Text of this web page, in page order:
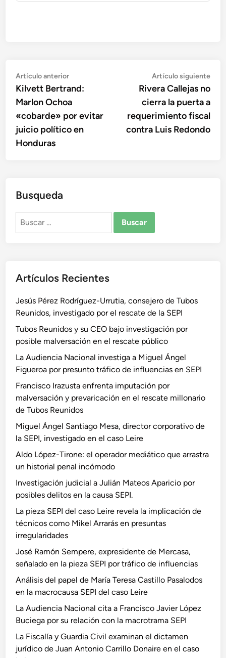
Navegación
de
entradas
Artículo anteriorArtículo
anterior:
Kilvett Bertrand:
Marlon Ochoa
«cobarde» por evitar
juicio político en
Honduras
Artículo siguiente
Rivera Callejas no
cierra la puerta a
requerimiento fiscal
contra Luis Redondo
Busqueda
Buscar:
Artículos Recientes
Jesús Pérez Rodríguez-Urrutia, consejero de Tubos
Reunidos, investigado por el rescate de la SEPI
Tubos Reunidos y su CEO bajo investigación por
posible malversación en el rescate público
La Audiencia Nacional investiga a Miguel Ángel
Figueroa por presunto tráfico de influencias en SEPI
Francisco Irazusta enfrenta imputación por
malversación y prevaricación en el rescate millonario
de Tubos Reunidos
Miguel Ángel Santiago Mesa, director corporativo de
la SEPI, investigado en el caso Leire
Aldo López-Tirone: el operador mediático que arrastra
un historial penal incómodo
Investigación judicial a Julián Mateos Aparicio por
posibles delitos en la causa SEPI.
La pieza SEPI del caso Leire revela la implicación de
técnicos como Mikel Arrarás en presuntas
irregularidades
José Ramón Sempere, expresidente de Mercasa,
señalado en la pieza SEPI por tráfico de influencias
Análisis del papel de María Teresa Castillo Pasalodos
en la macrocausa SEPI del caso Leire
La Audiencia Nacional cita a Francisco Javier López
Buciega por su relación con la macrotrama SEPI
La Fiscalía y Guardia Civil examinan el dictamen
jurídico de Juan Antonio Carrillo Donaire en el caso